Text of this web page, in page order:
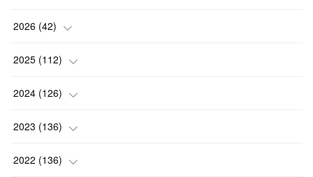
2026 (42)
( 1)
(3)
(5)
(13)
2025 (112)
(7)
(13)
(15)
2024 (126)
(7)
(13)
2023 (136)
(4)
2022 (136)